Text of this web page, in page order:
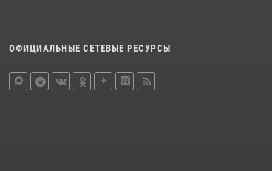
ОФИЦИАЛЬНЫЕ СЕТЕВЫЕ РЕСУРСЫ